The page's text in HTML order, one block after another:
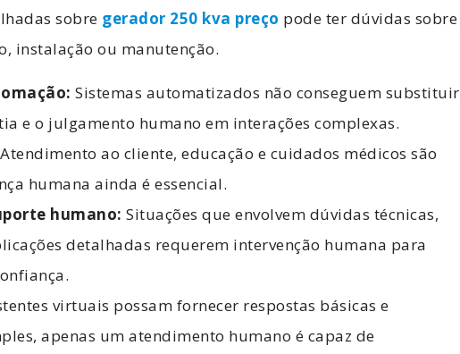
sobre gerador 250 kva preço pode ter dúvidas sobre
instalação ou manutenção.
Sistemas automatizados não conseguem substituir
e o julgamento humano em interações complexas.
Atendimento ao cliente, educação e cuidados médicos são
humana ainda é essencial.
humano: Situações que envolvem dúvidas técnicas,
detalhadas requerem intervenção humana para
virtuais possam fornecer respostas básicas e
apenas um atendimento humano é capaz de